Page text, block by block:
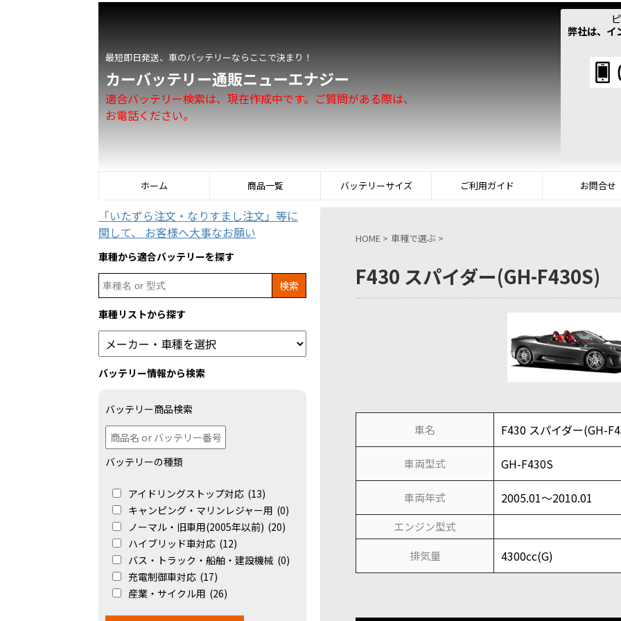
最短即日発送、車のバッテリーならここで決まり！
カーバッテリー通販ニューエナジー
適合バッテリー検索は、現在作成中です。ご質問がある際は、
お電話ください。
弊社は、イ
ホーム 商品一覧 バッテリーサイズ ご利用ガイド お問合せ
HOME > 車種で選ぶ >
F430 スパイダー(GH-F430S)
車名 F430 スパイダー(GH-
車両型式 GH-F430S
車両年式 2005.01～2010.01
エンジン型式
排気量
4300cc(G)
「いたずら注文・なりすまし注文」等に
関して、 お客様へ大事なお願い
車種から適合バッテリーを探す
Search
for:
車種リストから探す
バッテリー情報から検索
バッテリー商品検索
バッテリーの種類
アイドリングストップ対応 (13)
キャンピング・マリンレジャー用 (0)
ノーマル・旧車用(2005年以前) (20)
ハイブリッド車対応 (12)
バス・トラック・船舶・建設機械 (0)
充電制御車対応 (17)
産業・サイクル用 (26)